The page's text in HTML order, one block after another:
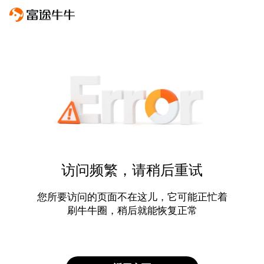
访问频繁，请稍后重试
您所要访问的页面不在这儿，它可能正忙着
刷牛牛圈，稍后就能恢复正常